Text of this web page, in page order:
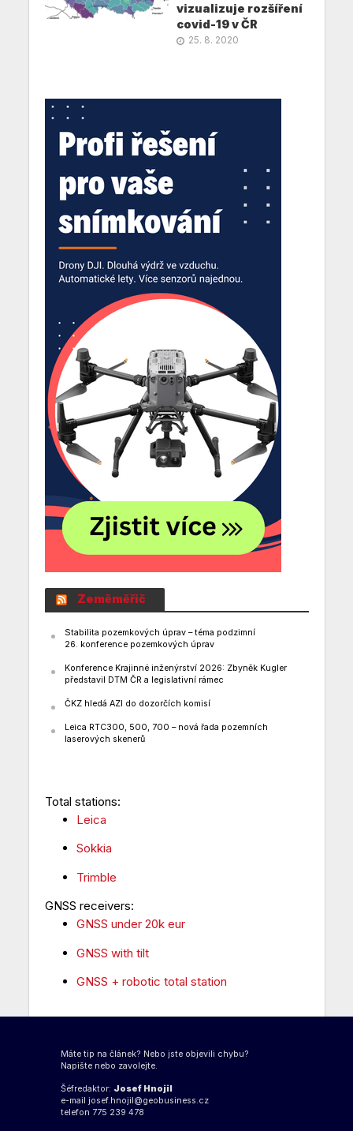
vizualizuje rozšíření
covid-19 v ČR
25. 8. 2020
Zeměměřič
Stabilita pozemkových úprav – téma podzimní
26. konference pozemkových úprav
Konference Krajinné inženýrství 2026: Zbyněk Kugler
představil DTM ČR a legislativní rámec
ČKZ hledá AZI do dozorčích komisí
Leica RTC300, 500, 700 – nová řada pozemních
laserových skenerů
Total stations:
Leica
Sokkia
Trimble
GNSS receivers:
GNSS under 20k eur
GNSS with tilt
GNSS + robotic total station
Máte tip na článek? Nebo jste objevili chybu?
Napište nebo zavolejte.
Šéfredaktor: Josef Hnojil
e-mail josef.hnojil@geobusiness.cz
telefon 775 239 478